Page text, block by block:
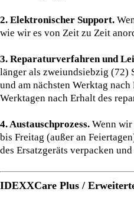
2. Elektronischer Support.
wie wir es von Zeit zu Zeit
3. Reparaturverfahren und
länger als zweiundsiebzig (72)
und am nächsten Werktag
Werktagen nach Erhalt des
4. Austauschprozess. Wenn wir
bis Freitag (außer an
des Ersatzgeräts verpacken
IDEXXCare Plus /